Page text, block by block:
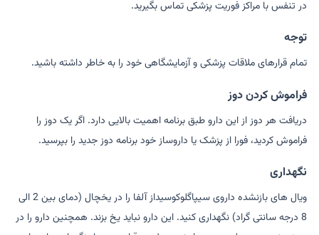
در تنفس با مراکز فوریت پزشکی تماس بگیرید.
توجه
تمام قرارهای ملاقات پزشکی و آزمایشگاهی خود را به خاطر داشته باشید.
فراموش کردن دوز
دریافت هر دوز از این دارو طبق برنامه اهمیت بالایی دارد. اگر یک دوز را
فراموش کردید، فورا از پزشک یا داروساز خود برنامه دوز جدید را بپرسید.
نگهداری
ویال های بازنشده داروی سیپاگلوکوسیداز آلفا را در یخچال (دمای بین 2 الی
8 درجه سانتی گراد) نگهداری کنید. این دارو نباید یخ بزند. همچنین دارو را در